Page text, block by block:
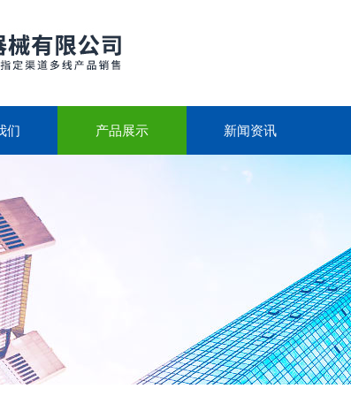
们 产品展示 新闻资讯